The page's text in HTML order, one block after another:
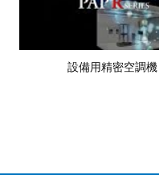
設備用精密空調